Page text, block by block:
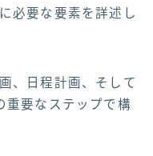
必要な要素を詳述し
、日程計画、そして
重要なステップで構